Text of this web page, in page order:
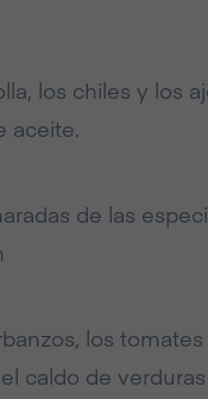
los chiles y los
aceite.
de las
los
caldo de